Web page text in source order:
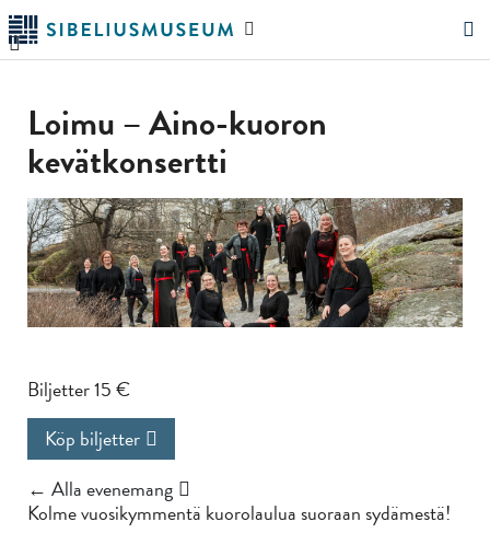
Hoppa
till
huvudinnehållet
Sök
Loimu – Aino-kuoron
kevätkonsertti
Biljetter 15 €
Köp biljetter
← Alla evenemang
Kolme vuosikymmentä kuorolaulua suoraan sydämestä!